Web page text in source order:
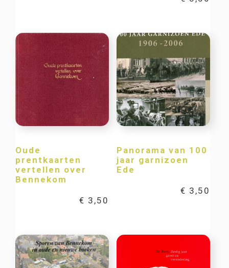
Oude
prentkaarten
vertellen over
Bennekom
€ 3,50
Panorama van 100
jaar garnizoen
Ede
€ 3,50